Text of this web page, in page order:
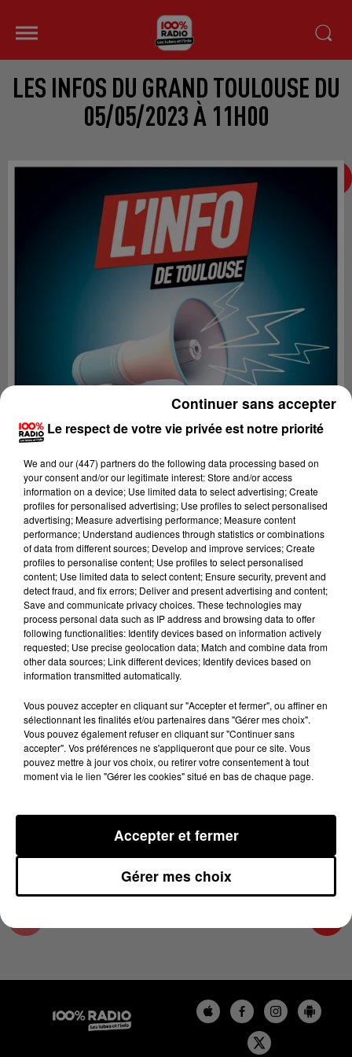
LES INFOS DU GRAND TOULOUSE DU
05/05/2023 À 11H00
Lecture (2 min 16 sec)
100%
Les infos du grand Toulouse
5 mai 2023 - 2 min 16 sec
LES INFOS DU GRAND TOULOUSE DU
05/05/2023 À 11H00
Podcasts infos du grand Toulouse
Le respect de votre vie privée est notre priorité
We and our (447) partnersdo the following data processing based on
your consent and/or our legitimate interest: Store and/or access
information on a device; Use limited data to select advertising; Create
profiles for personalised advertising; Use profiles to select personalised
advertising; Measure advertising performance; Measure content
performance; Understand audiences through statistics or combinations
of data from different sources; Develop and improve services; Create
profiles to personalise content; Use profiles to select personalised
content; Use limited data to select content; Ensure security, prevent and
detect fraud, and fix errors; Deliver and present advertising and content;
Save and communicate privacy choices. These technologies may
process personal data such as IP address and browsing data to offer
following functionalities: Identify devices based on information actively
requested; Use precise geolocation data; Match and combine data from
other data sources; Link different devices; Identify devices based on
information transmitted automatically.
Vous pouvez accepter en cliquant sur "Accepter et fermer", ou affiner en
sélectionnant les finalités et/ou partenaires dans "Gérer mes choix".
Vous pouvez également refuser en cliquant sur "Continuer sans
accepter". Vos préférences ne s'appliqueront que pour ce site. Vous
pouvez mettre à jour vos choix, ou retirer votre consentement à tout
moment via le lien "Gérer les cookies" situé en bas de chaque page.
Gérer mes choix
Accepter et fermer
Continuer sans accepter